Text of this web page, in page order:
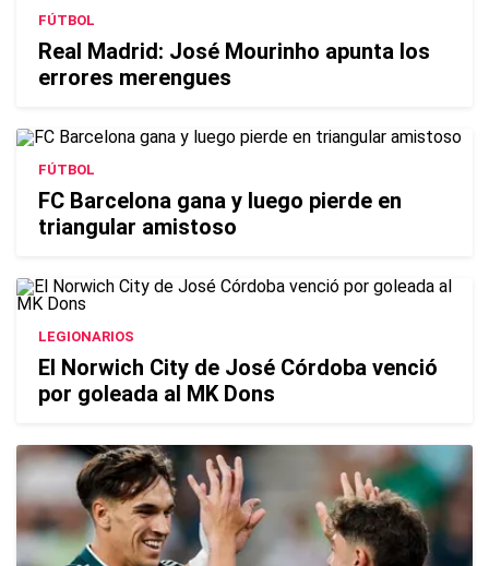
FÚTBOL
Real Madrid: José Mourinho apunta los
errores merengues
FÚTBOL
FC Barcelona gana y luego pierde en
triangular amistoso
LEGIONARIOS
El Norwich City de José Córdoba venció
por goleada al MK Dons